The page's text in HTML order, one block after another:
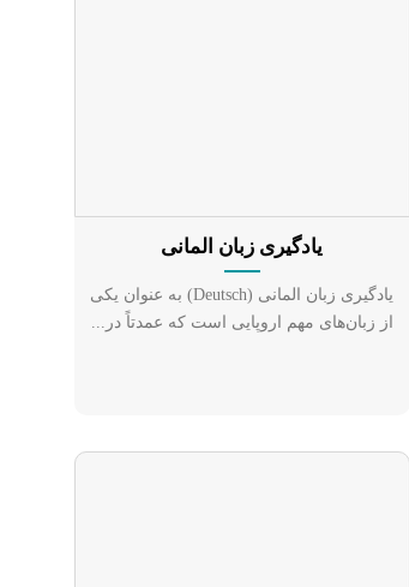
یادگیری زبان المانی
یادگیری زبان المانی (Deutsch) به عنوان یکی
از زبان‌های مهم اروپایی است که عمدتاً در...